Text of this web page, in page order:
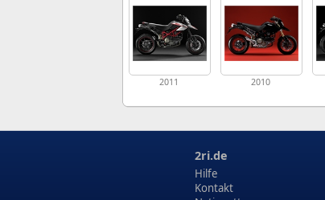
2011 2010
2ri.de
Hilfe
Kontakt